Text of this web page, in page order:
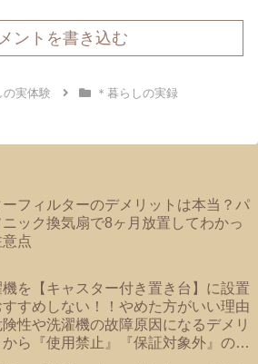
ントを書き込む
の実体験 ＊暮らしの実録
ーフィルターのデメリットは本当？パ
ック換気扇で8ヶ月放置してわかっ
点
を【キャスター付き置き台】に設置
すすめしない！！やめた方がいい理由
険性や洗濯機の故障原因になるデメリ
から『使用禁止』『保証対象外』のメ